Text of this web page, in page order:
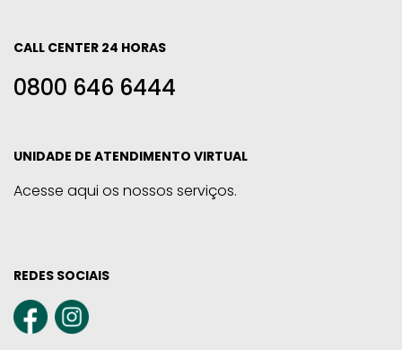
CALL CENTER 24 HORAS
0800 646 6444
UNIDADE DE ATENDIMENTO VIRTUAL
Acesse aqui os nossos serviços.
REDES SOCIAIS